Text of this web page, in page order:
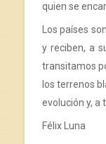
quien se
Los países
y reciben, a
transitamos
los terrenos
evolución y,
Félix Luna